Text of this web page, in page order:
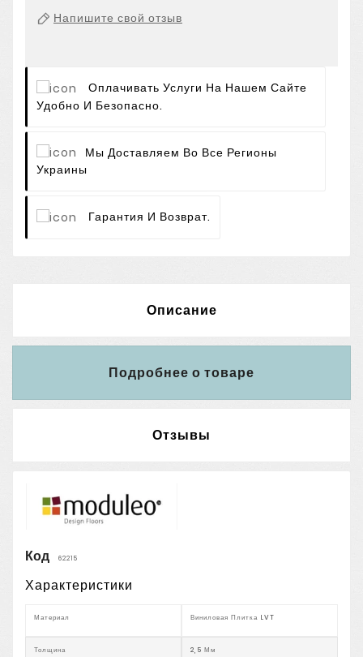
Напишите свой отзыв
Оплачивать Услуги На Нашем Сайте
Удобно И Безопасно.
Мы Доставляем Во Все Регионы
Украины
Гарантия И Возврат.
Описание
Подробнее о товаре
Отзывы
Код 62215
Характеристики
Материал Виниловая Плитка LVT
Толщина 2,5 Мм